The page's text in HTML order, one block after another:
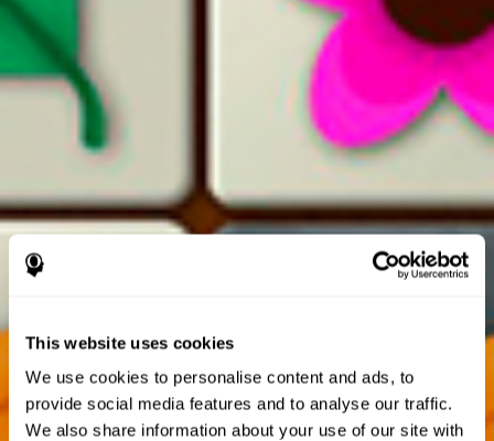
This website uses cookies
We use cookies to personalise content and ads, to
provide social media features and to analyse our traffic.
We also share information about your use of our site with